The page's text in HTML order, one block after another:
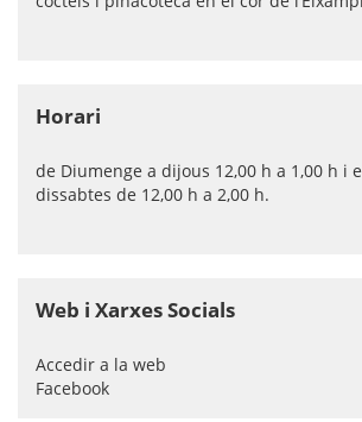
Horari
de Diumenge a dijous 12,00 h a 1,00 h i
dissabtes de 12,00 h a 2,00 h.
Web i Xarxes Socials
Accedir a la web
Facebook